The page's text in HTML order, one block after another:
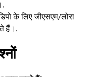
के लिए जीएसएम/लोरा
हैं।.